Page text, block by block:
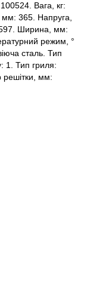
Вага, кг:
365. Напруга,
Ширина, мм:
режим, °
сталь. Тип
1. Тип гриля:
решітки, мм: